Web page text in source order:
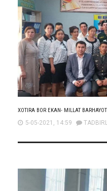
XOTIRA BOR EKAN- MILLAT BARHAYOT
5-05-2021, 14:59